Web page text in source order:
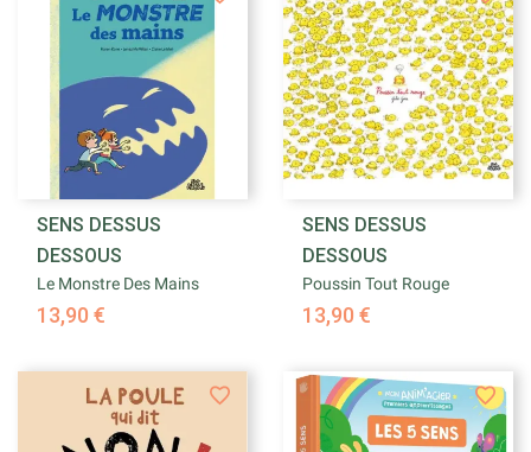
SENS DESSUS
DESSOUS
Le Monstre Des Mains
13,90 €
SENS DESSUS
DESSOUS
Poussin Tout Rouge
13,90 €